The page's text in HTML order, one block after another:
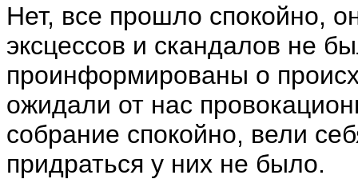
Нет, все прошло спокойно,
эксцессов и скандалов не
проинформированы о
ожидали от нас
собрание спокойно, вели
придраться у них не было.